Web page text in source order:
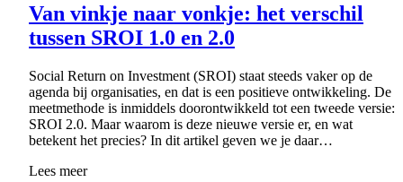
Van vinkje naar vonkje: het verschil
tussen SROI 1.0 en 2.0
Social Return on Investment (SROI) staat steeds vaker op de
agenda bij organisaties, en dat is een positieve ontwikkeling. De
meetmethode is inmiddels doorontwikkeld tot een tweede versie:
SROI 2.0. Maar waarom is deze nieuwe versie er, en wat
betekent het precies? In dit artikel geven we je daar…
Lees meer